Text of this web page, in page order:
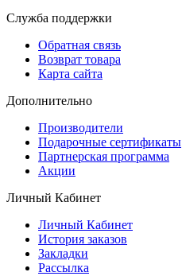
Служба поддержки
Обратная связь
Возврат товара
Карта сайта
Дополнительно
Производители
Подарочные сертификаты
Партнерская программа
Акции
Личный Кабинет
Личный Кабинет
История заказов
Закладки
Рассылка